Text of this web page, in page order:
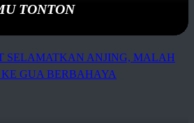
TONTON